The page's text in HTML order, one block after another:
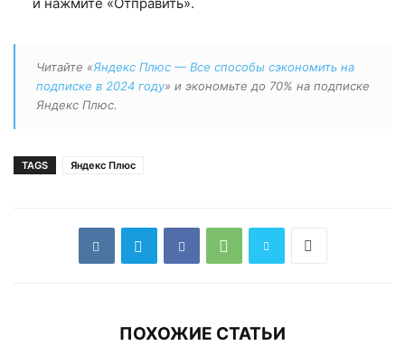
Читайте «Яндекс Плюс — Все способы сэкономить на
подписке в 2024 году» и экономьте до 70% на подписке
Яндекс Плюс.
TAGS Яндекс Плюс
ПОХОЖИЕ СТАТЬИ